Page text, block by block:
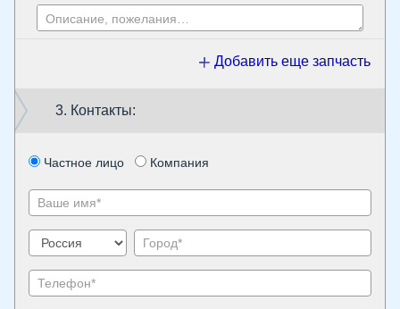
Добавить еще запчасть
3. Контакты:
Частное лицо Компания